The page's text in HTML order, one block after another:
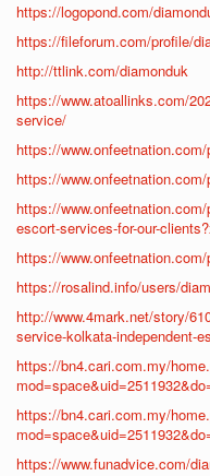
https://logopond.com/
https://fileforum.com/profile/
http://ttlink.com/diamonduk
https://www.atoallinks.com/
service/
https://
https://
https://
escort-services-for-our-
https://
https://rosalind.info/users/
http://www.4mark.net/story/
service-kolkata-independent-
https://bn4.cari.com.my/
https://bn4.cari.com.my/
https://www.funadvice.com/